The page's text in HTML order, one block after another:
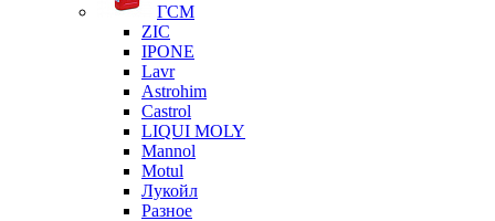
ГСМ
ZIC
IPONE
Lavr
Astrohim
Castrol
LIQUI MOLY
Mannol
Motul
Лукойл
Разное